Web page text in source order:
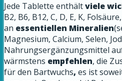
Jede Tablette enthältviele
B2, B6, B12, C, D, E, K,
an essentiellen Mineralien
Magnesium, Calcium, Selen,
Nahrungsergänzungsmittel
wärmstens empfehlen, die
für den Bartwuchs, es ist